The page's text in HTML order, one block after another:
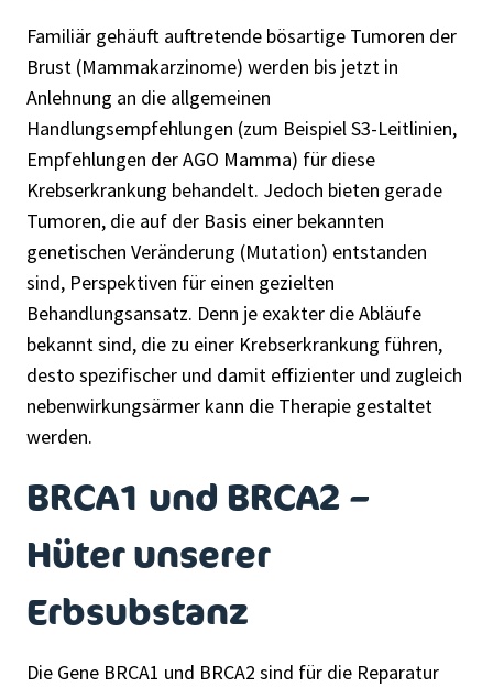
Familiär gehäuft auftretende bösartige Tumoren der
Brust (Mammakarzinome) werden bis jetzt in
Anlehnung an die allgemeinen
Handlungsempfehlungen (zum Beispiel S3-Leitlinien,
Empfehlungen der AGO Mamma) für diese
Krebserkrankung behandelt. Jedoch bieten gerade
Tumoren, die auf der Basis einer bekannten
genetischen Veränderung (Mutation) entstanden
sind, Perspektiven für einen gezielten
Behandlungsansatz. Denn je exakter die Abläufe
bekannt sind, die zu einer Krebserkrankung führen,
desto spezifischer und damit effizienter und zugleich
nebenwirkungsärmer kann die Therapie gestaltet
werden.
BRCA1 und BRCA2 –
Hüter unserer
Erbsubstanz
Die Gene BRCA1 und BRCA2 sind für die Reparatur